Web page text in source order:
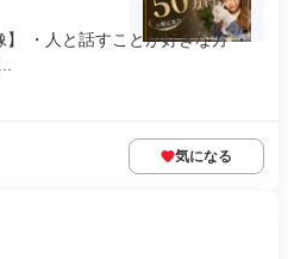
・人と話すことが好きな方 ・
気になる